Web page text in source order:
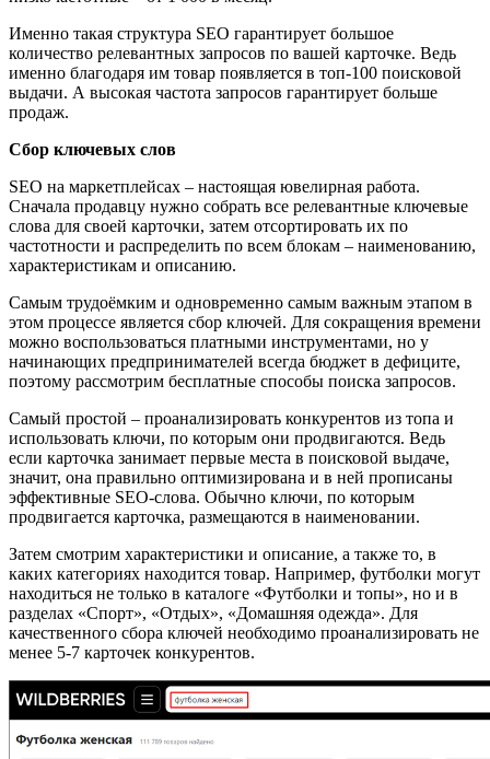
Именно такая структура SEO гарантирует большое
количество релевантных запросов по вашей карточке. Ведь
именно благодаря им товар появляется в топ-100 поисковой
выдачи. А высокая частота запросов гарантирует больше
продаж.
Сбор ключевых слов
SEO на маркетплейсах – настоящая ювелирная работа.
Сначала продавцу нужно собрать все релевантные ключевые
слова для своей карточки, затем отсортировать их по
частотности и распределить по всем блокам – наименованию,
характеристикам и описанию.
Самым трудоёмким и одновременно самым важным этапом в
этом процессе является сбор ключей. Для сокращения времени
можно воспользоваться платными инструментами, но у
начинающих предпринимателей всегда бюджет в дефиците,
поэтому рассмотрим бесплатные способы поиска запросов.
Самый простой – проанализировать конкурентов из топа и
использовать ключи, по которым они продвигаются. Ведь
если карточка занимает первые места в поисковой выдаче,
значит, она правильно оптимизирована и в ней прописаны
эффективные SEO-слова. Обычно ключи, по которым
продвигается карточка, размещаются в наименовании.
Затем смотрим характеристики и описание, а также то, в
каких категориях находится товар. Например, футболки могут
находиться не только в каталоге «Футболки и топы», но и в
разделах «Спорт», «Отдых», «Домашняя одежда». Для
качественного сбора ключей необходимо проанализировать не
менее 5-7 карточек конкурентов.